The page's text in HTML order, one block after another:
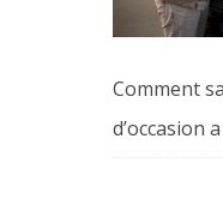
Comment
d’occasion